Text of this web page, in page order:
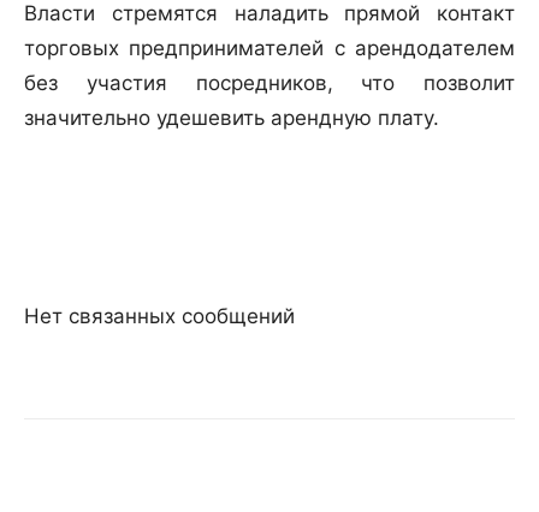
Власти стремятся наладить прямой контакт
торговых предпринимателей с арендодателем
без участия посредников, что позволит
значительно удешевить арендную плату.
Нет связанных сообщений